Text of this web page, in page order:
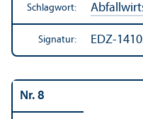
Schlagwort:
Signatur: EDZ-
Nr. 8